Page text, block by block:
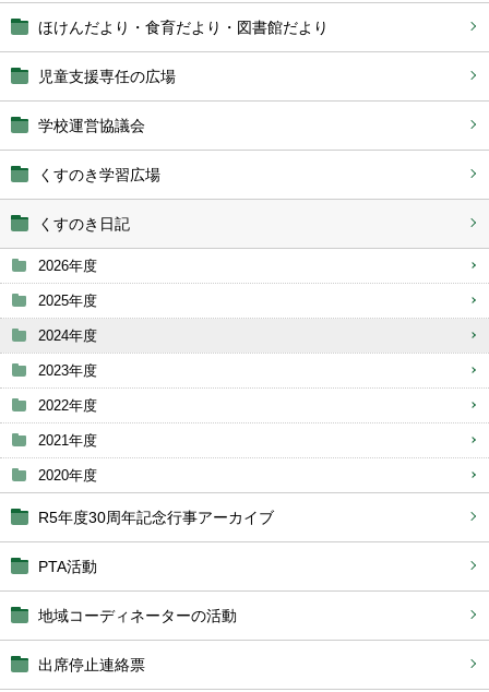
ほけんだより・食育だより・図書館だより
児童支援専任の広場
学校運営協議会
くすのき学習広場
くすのき日記
2026年度
2025年度
2024年度
2023年度
2022年度
2021年度
2020年度
R5年度30周年記念行事アーカイブ
PTA活動
地域コーディネーターの活動
出席停止連絡票